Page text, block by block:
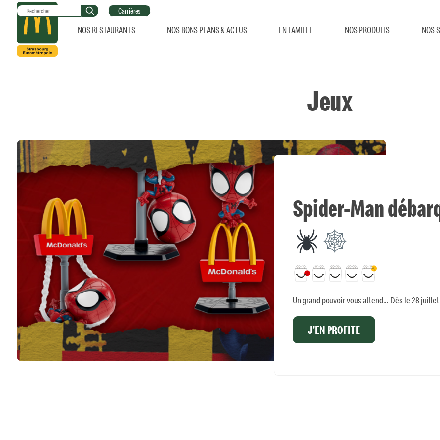
NOS RESTAURANTS NOS BONS PLANS & ACTUS EN FAMILLE NOS PRODUITS NOS
Carrières
Jeux
Spider-Man
Un grand pouvoir vous attend… Dès le 28
J'EN PROFITE